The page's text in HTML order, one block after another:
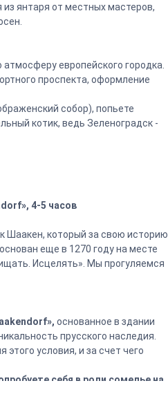
янтаря от местных мастеров,
европейского городка.
проспекта, оформление
собор), попьете
котик, ведь Зеленоградск -
4-5 часов
Шаакен, который за свою историю
еще в 1270 году на месте
Исцелять». Мы прогуляемся
основанное в здании
прусского наследия.
условия, и за счет чего
себя в роли сомелье на